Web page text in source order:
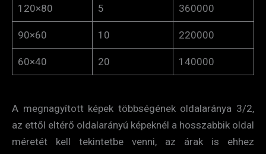
120×80 5 360000
90×60 10 220000
60×40 20 140000
A megnagyított képek többségének oldalaránya 3/2,
az ettől eltérő oldalarányú képeknél a hosszabbik oldal
méretét kell tekintetbe venni, az árak is ehhez